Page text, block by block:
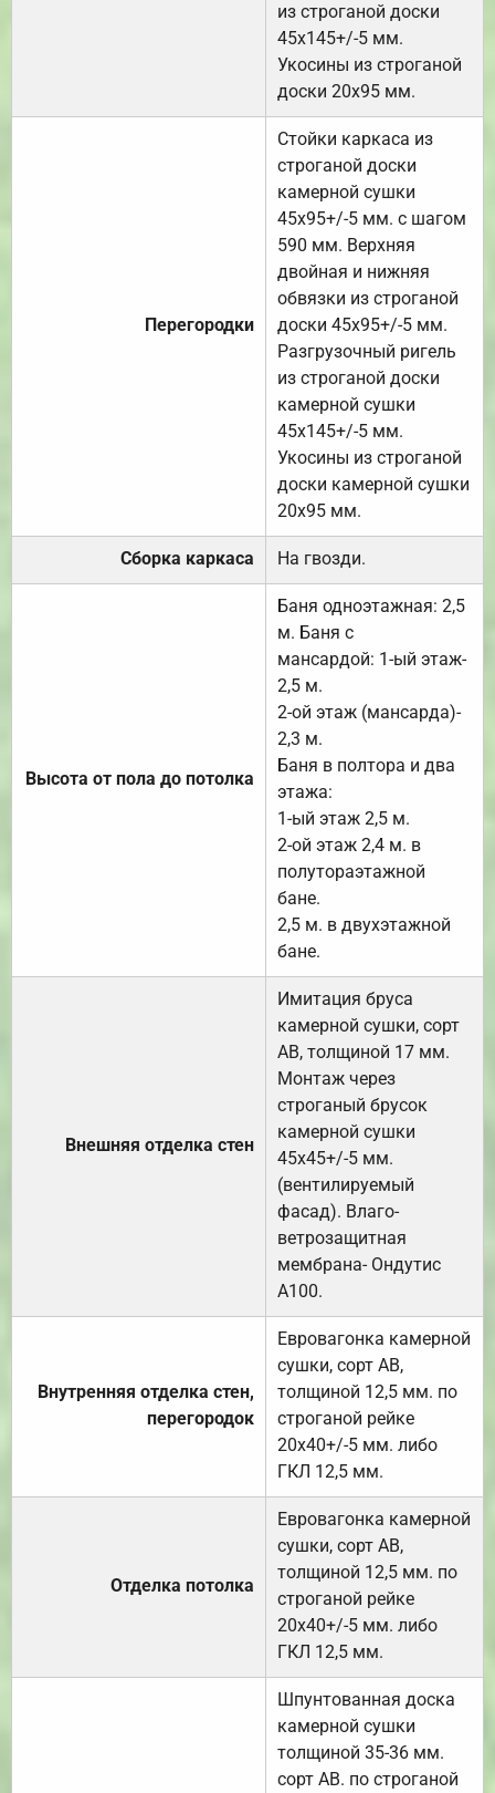
из строганой доски
45х145+/-5 мм.
Укосины из строганой
доски 20х95 мм.
Перегородки
Стойки каркаса из
строганой доски
камерной сушки
45х95+/-5 мм. с шагом
590 мм. Верхняя
двойная и нижняя
обвязки из строганой
доски 45х95+/-5 мм.
Разгрузочный ригель
из строганой доски
камерной сушки
45х145+/-5 мм.
Укосины из строганой
доски камерной сушки
20х95 мм.
Сборка каркаса На гвозди.
Высота от пола до потолка
Баня одноэтажная: 2,5
м. Баня с
мансардой: 1-ый этаж-
2,5 м.
2-ой этаж (мансарда)-
2,3 м.
Баня в полтора и два
этажа:
1-ый этаж 2,5 м.
2-ой этаж 2,4 м. в
полутораэтажной
бане.
2,5 м. в двухэтажной
бане.
Внешняя отделка стен
Имитация бруса
камерной сушки, сорт
АВ, толщиной 17 мм.
Монтаж через
строганый брусок
камерной сушки
45х45+/-5 мм.
(вентилируемый
фасад). Влаго-
ветрозащитная
мембрана- Ондутис
А100.
Внутренняя отделка стен,
перегородок
Евровагонка камерной
сушки, сорт АВ,
толщиной 12,5 мм. по
строганой рейке
20х40+/-5 мм. либо
ГКЛ 12,5 мм.
Отделка потолка
Евровагонка камерной
сушки, сорт АВ,
толщиной 12,5 мм. по
строганой рейке
20х40+/-5 мм. либо
ГКЛ 12,5 мм.
Шпунтованная доска
камерной сушки
толщиной 35-36 мм.
сорт АВ. по строганой